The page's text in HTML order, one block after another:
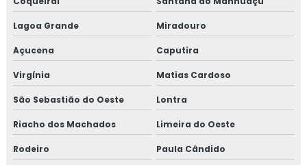
Lagoa Grande Miradouro
Açucena Caputira
Virgínia Matias Cardoso
São Sebastião do Oeste Lontra
Riacho dos Machados Limeira do Oeste
Rodeiro Paula Cândido